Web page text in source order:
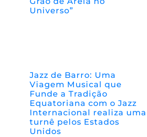
Universo”
Jazz de Barro: Uma
Viagem Musical que
Funde a Tradição
Equatoriana com o Jazz
Internacional realiza uma
turnê pelos Estados
Unidos